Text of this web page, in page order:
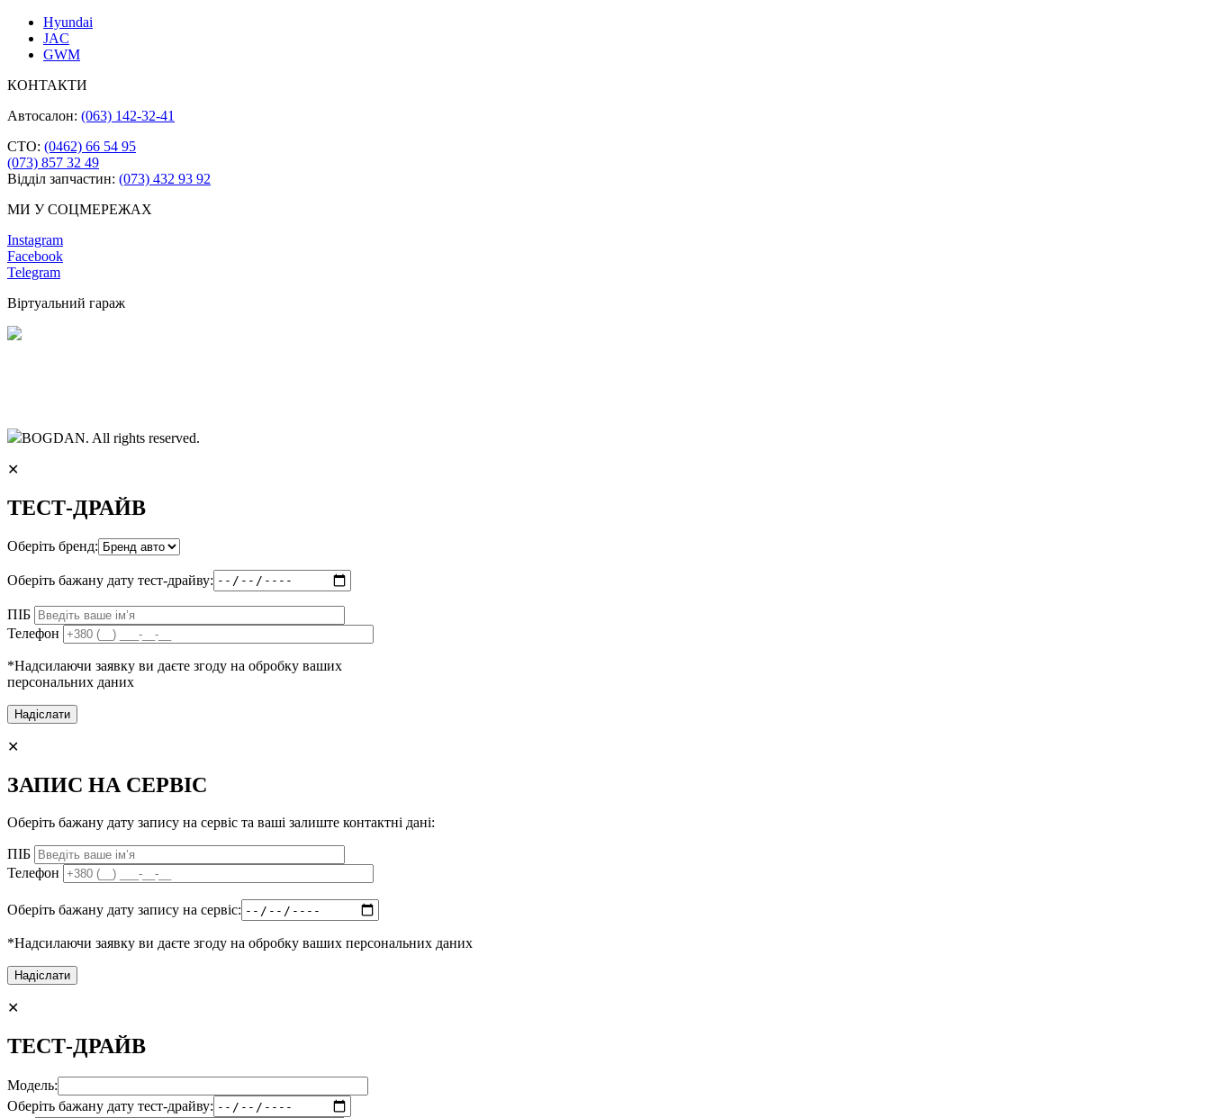
Hyundai
JAC
GWM
КОНТАКТИ
Автосалон: (063) 142-32-41
СТО: (0462) 66 54 95
(073) 857 32 49
Відділ запчастин: (073) 432 93 92
МИ У СОЦМЕРЕЖАХ
Instagram
Facebook
Telegram
Віртуальний гараж
BOGDAN. All rights reserved.
✕
ТЕСТ-ДРАЙВ
Оберіть бренд:
Оберіть бажану дату тест-драйву:
ПІБ
Телефон
*Надсилаючи заявку ви даєте згоду на обробку ваших
персональних даних
✕
ЗАПИС НА СЕРВІС
Оберіть бажану дату запису на сервіс та ваші залиште контактні дані:
ПІБ
Телефон
Оберіть бажану дату запису на сервіс:
*Надсилаючи заявку ви даєте згоду на обробку ваших персональних даних
✕
ТЕСТ-ДРАЙВ
Модель:
Оберіть бажану дату тест-драйву: